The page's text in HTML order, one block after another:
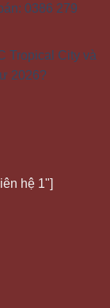
0386 279
Tropical City và
2026?
hệ 1"]